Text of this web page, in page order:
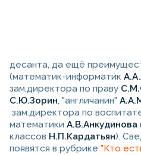
десанта, да ещё
(математик-информатик
зам.директора по праву
С.Ю.Зорин, "англичанин"
зам.директора по
математики А.В.Анкудинова
классов Н.П.Кардатьян).
появятся в рубрике "Кто